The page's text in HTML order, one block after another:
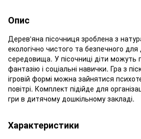
Опис
Дерев'яна пісочниця зроблена з
екологічно чистого та безпечного для
середовища. У пісочниці діти можуть
фантазію і соціальні навички. Гра з
ігровій формі можна зайнятися
повітрі. Комплект підійде для
гри в дитячому дошкільному закладі.
Характеристики